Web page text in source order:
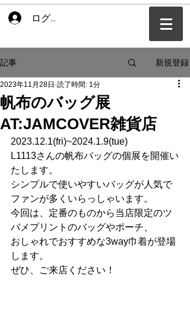
ログイン
記事 新規登録
帆布のバッグ展
AT:JAMCOVER雑貨店
2023年11月28日 読了時間: 1分
2023.12.1(fri)~2024.1.9(tue)
L1113さんの帆布バッグの個展を開催い
たします。
シンプルで使いやすいバッグが人気で
ファンが多くいらっしゃいます。
今回は、定番のものから当店限定のツ
バメプリントのバッグやポーチ、
おしゃれでおすすめな3way巾着が登場
します。
ぜひ、ご来店ください！